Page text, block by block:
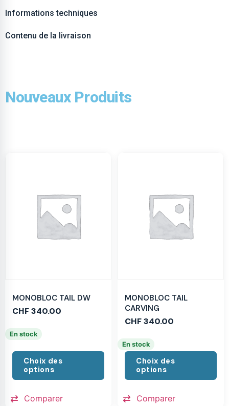
Informations techniques
Contenu de la livraison
Nouveaux Produits
MONOBLOC TAIL DW
CHF340.00
En stock
Choix des
options
Comparer
MONOBLOC TAIL
CARVING
CHF340.00
En stock
Choix des
options
Comparer